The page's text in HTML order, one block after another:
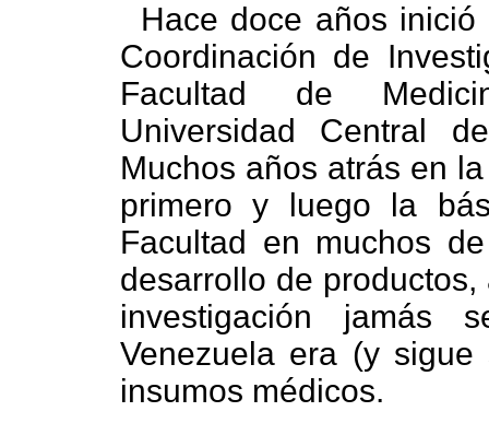
Hace doce años
Coordinación de
Facultad de
Universidad Central
Muchos años atrás en
primero y luego la
Facultad en muchos
desarrollo de
investigación jamás
Venezuela era (y
insumos médicos.